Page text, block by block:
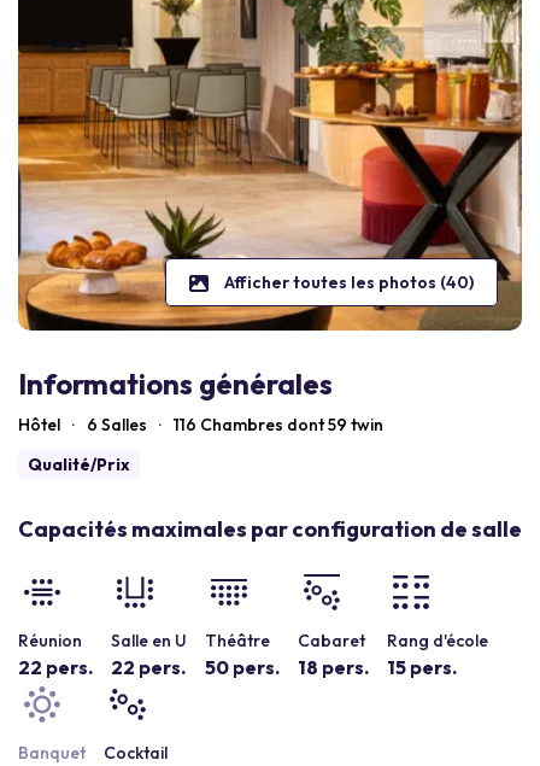
Afficher toutes les photos (40)
Informations générales
Hôtel · 6 Salles · 116 Chambres dont 59 twin
Qualité/Prix
Capacités maximales par configuration de salle
Réunion
22 pers.
Salle en U
22 pers.
Théâtre
50 pers.
Cabaret
18 pers.
Rang d'école
15 pers.
Banquet Cocktail